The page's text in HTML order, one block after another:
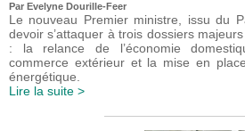
Par Evelyne Dourille-Feer
Le nouveau Premier ministre, issu du
devoir s’attaquer à trois dossiers
: la relance de l’économie
commerce extérieur et la mise en
énergétique.
Lire la suite >